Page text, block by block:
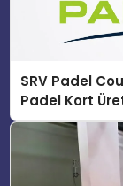
SRV Padel
Padel Kort